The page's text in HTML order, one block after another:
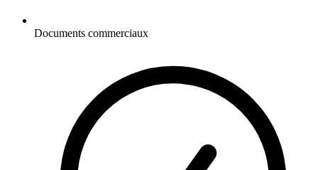
Documents commerciaux